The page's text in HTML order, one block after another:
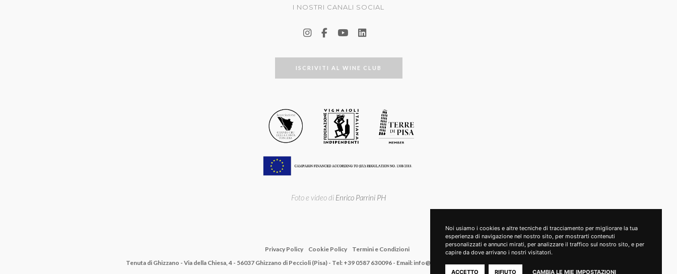
Noi usiamo i cookies e altre tecniche di tracciamento per migliorare la tua
esperienza di navigazione nel nostro sito, per mostrarti contenuti
personalizzati e annunci mirati, per analizzare il traffico sul nostro sito, e per
capire da dove arrivano i nostri visitatori.
ACCETTO RIFIUTO CAMBIA LE MIE IMPOSTAZIONI
I NOSTRI CANALI SOCIAL
ISCRIVITI AL WINE CLUB
Foto e video di Enrico Parrini PH
Privacy Policy Cookie Policy
Termini e Condizioni
Tenuta di Ghizzano - Via della Chiesa, 4 - 56037 Ghizzano di Peccioli (Pisa) - Tel: +39 0587 630096 - Email: info@tenutadighizzano.com - PIVA 01892770502